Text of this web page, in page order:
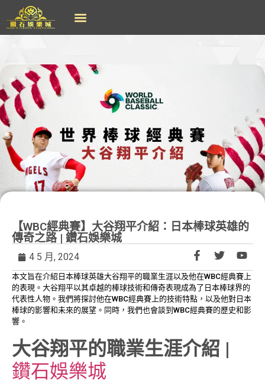
【WBC經典賽】大谷翔平介紹：日本棒球英雄的
傳奇之路 | 鑽石娛樂城
4 5 月, 2024
本文旨在介紹日本棒球英雄大谷翔平的職業生涯以及他在WBC經典賽上
的表現。大谷翔平以其卓越的棒球技術和傳奇表現成為了日本棒球界的
代表性人物。我們將探討他在WBC經典賽上的技術特點，以及他對日本
棒球的影響和未來的展望。同時，我們也會談到WBC經典賽的歷史和影
響。
大谷翔平的職業生涯介紹 |
鑽石娛樂城